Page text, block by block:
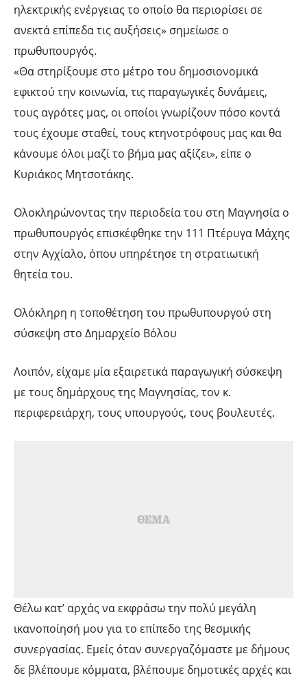
ηλεκτρικής ενέργειας το οποίο θα περιορίσει σε
ανεκτά επίπεδα τις αυξήσεις» σημείωσε ο
πρωθυπουργός.
«Θα στηρίξουμε στο μέτρο του δημοσιονομικά
εφικτού την κοινωνία, τις παραγωγικές δυνάμεις,
τους αγρότες μας, οι οποίοι γνωρίζουν πόσο κοντά
τους έχουμε σταθεί, τους κτηνοτρόφους μας και θα
κάνουμε όλοι μαζί το βήμα μας αξίζει», είπε ο
Κυριάκος Μητσοτάκης.
Ολοκληρώνοντας την περιοδεία του στη Μαγνησία ο
πρωθυπουργός επισκέφθηκε την 111 Πτέρυγα Μάχης
στην Αγχίαλο, όπου υπηρέτησε τη στρατιωτική
θητεία του.
Ολόκληρη η τοποθέτηση του πρωθυπουργού στη
σύσκεψη στο Δημαρχείο Βόλου
Λοιπόν, είχαμε μία εξαιρετικά παραγωγική σύσκεψη
με τους δημάρχους της Μαγνησίας, τον κ.
περιφερειάρχη, τους υπουργούς, τους βουλευτές.
Θέλω κατ’ αρχάς να εκφράσω την πολύ μεγάλη
ικανοποίησή μου για το επίπεδο της θεσμικής
συνεργασίας. Εμείς όταν συνεργαζόμαστε με δήμους
δε βλέπουμε κόμματα, βλέπουμε δημοτικές αρχές και